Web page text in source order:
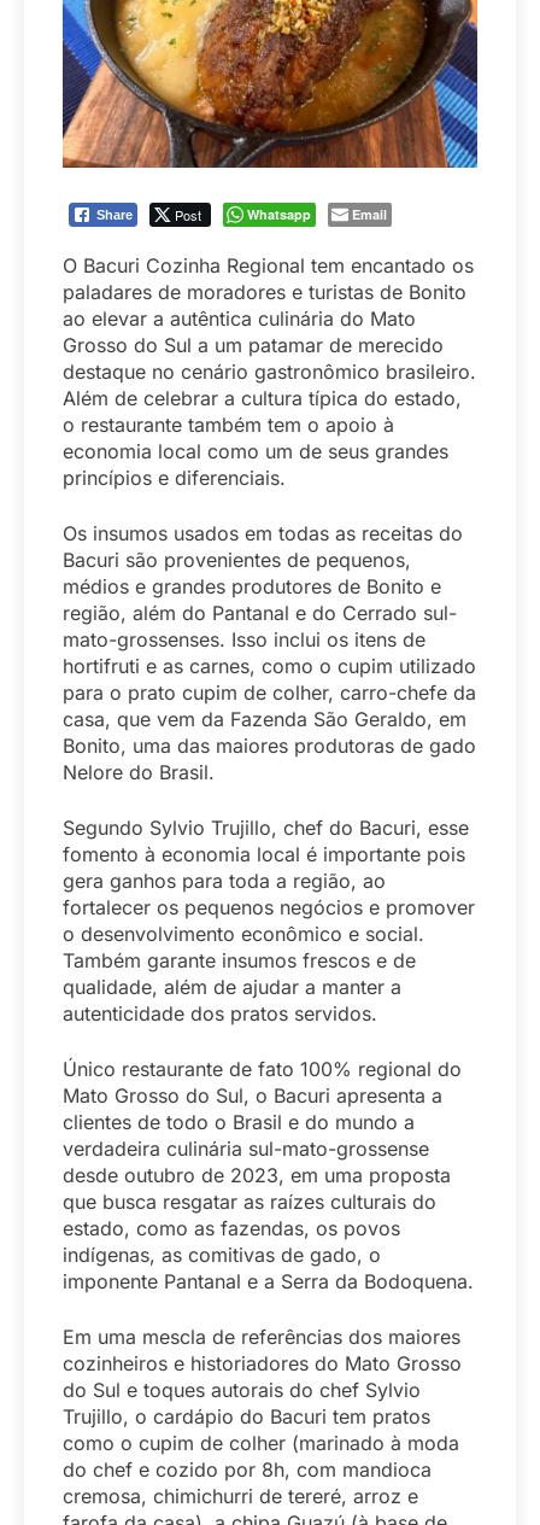
Share Post Whatsapp Email
O Bacuri Cozinha Regional tem encantado os
paladares de moradores e turistas de Bonito
ao elevar a autêntica culinária do Mato
Grosso do Sul a um patamar de merecido
destaque no cenário gastronômico brasileiro.
Além de celebrar a cultura típica do estado,
o restaurante também tem o apoio à
economia local como um de seus grandes
princípios e diferenciais.
Os insumos usados em todas as receitas do
Bacuri são provenientes de pequenos,
médios e grandes produtores de Bonito e
região, além do Pantanal e do Cerrado sul-
mato-grossenses. Isso inclui os itens de
hortifruti e as carnes, como o cupim utilizado
para o prato cupim de colher, carro-chefe da
casa, que vem da Fazenda São Geraldo, em
Bonito, uma das maiores produtoras de gado
Nelore do Brasil.
Segundo Sylvio Trujillo, chef do Bacuri, esse
fomento à economia local é importante pois
gera ganhos para toda a região, ao
fortalecer os pequenos negócios e promover
o desenvolvimento econômico e social.
Também garante insumos frescos e de
qualidade, além de ajudar a manter a
autenticidade dos pratos servidos.
Único restaurante de fato 100% regional do
Mato Grosso do Sul, o Bacuri apresenta a
clientes de todo o Brasil e do mundo a
verdadeira culinária sul-mato-grossense
desde outubro de 2023, em uma proposta
que busca resgatar as raízes culturais do
estado, como as fazendas, os povos
indígenas, as comitivas de gado, o
imponente Pantanal e a Serra da Bodoquena.
Em uma mescla de referências dos maiores
cozinheiros e historiadores do Mato Grosso
do Sul e toques autorais do chef Sylvio
Trujillo, o cardápio do Bacuri tem pratos
como o cupim de colher (marinado à moda
do chef e cozido por 8h, com mandioca
cremosa, chimichurri de tereré, arroz e